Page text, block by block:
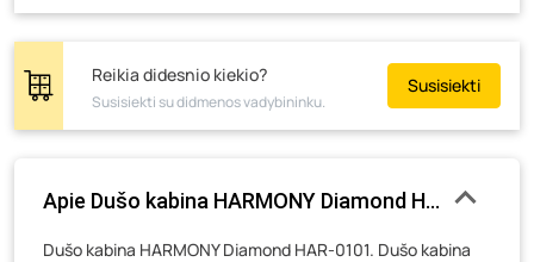
Reikia didesnio kiekio?
Susisiekti su didmenos vadybininku.
Susisiekti
Apie Dušo kabina HARMONY Diamond HAR-
Dušo kabina HARMONY Diamond HAR-0101. Dušo kabina